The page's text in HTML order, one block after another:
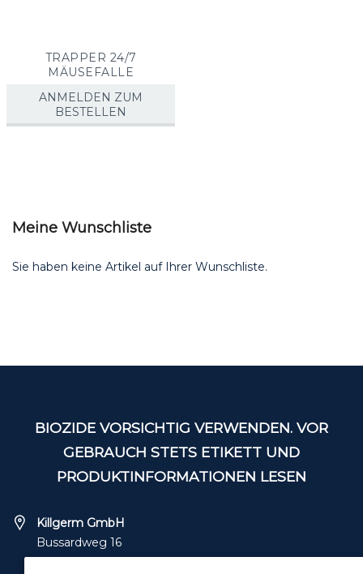
TRAPPER 24/7
MÄUSEFALLE
ANMELDEN ZUM
BESTELLEN
Meine Wunschliste
Sie haben keine Artikel auf Ihrer Wunschliste.
BIOZIDE VORSICHTIG VERWENDEN. VOR
GEBRAUCH STETS ETIKETT UND
PRODUKTINFORMATIONEN LESEN
Killgerm GmbH
Bussardweg 16
41468 Neuss